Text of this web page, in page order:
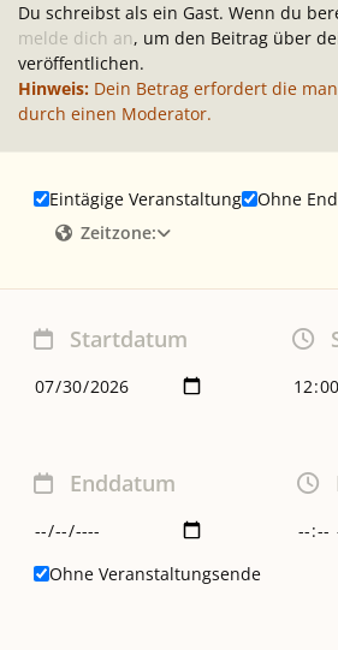
Du schreibst als ein Gast. Wenn du
melde dich an, um den Beitrag über
veröffentlichen.
Hinweis: Dein Betrag erfordert die
durch einen Moderator.
Eintägige Veranstaltung
Ohne
Zeitzone:
Startdatum
Enddatum
Ohne Veranstaltungsende